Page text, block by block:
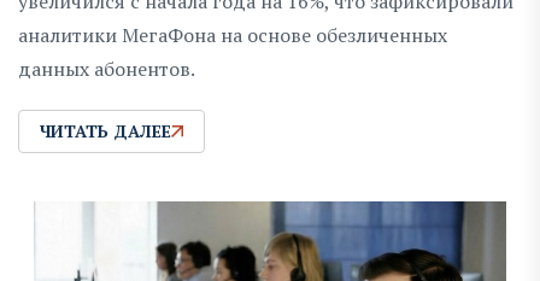
аналитики МегаФона на основе обезличенных
данных абонентов.
ЧИТАТЬ ДАЛЕЕ